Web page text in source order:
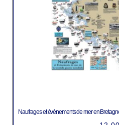
Naufrages et évènements de mer en